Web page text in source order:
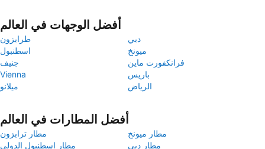
أفضل الوجهات في العالم
طرابزون
دبي
اسطنبول
ميونخ
جنيف
فرانكفورت ماين
Vienna
باريس
ميلانو
الرياض
أفضل المطارات في العالم
مطار ترابزون
مطار ميونخ
مطار إسطنبول الدولي
مطار دبي